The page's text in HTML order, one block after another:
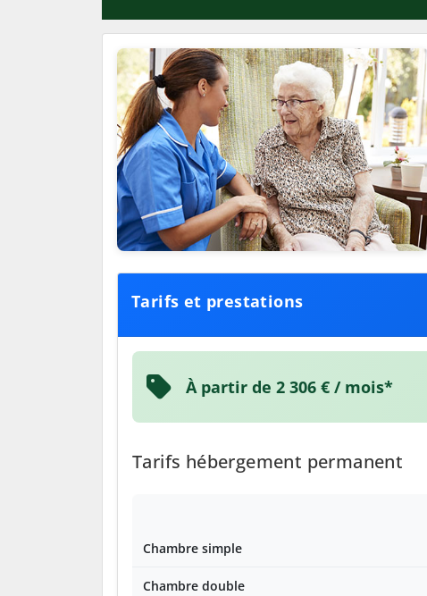
Tarifs et prestations
À partir de 2 306 € / mois*
Tarifs hébergement permanent
Chambre simple
Chambre double